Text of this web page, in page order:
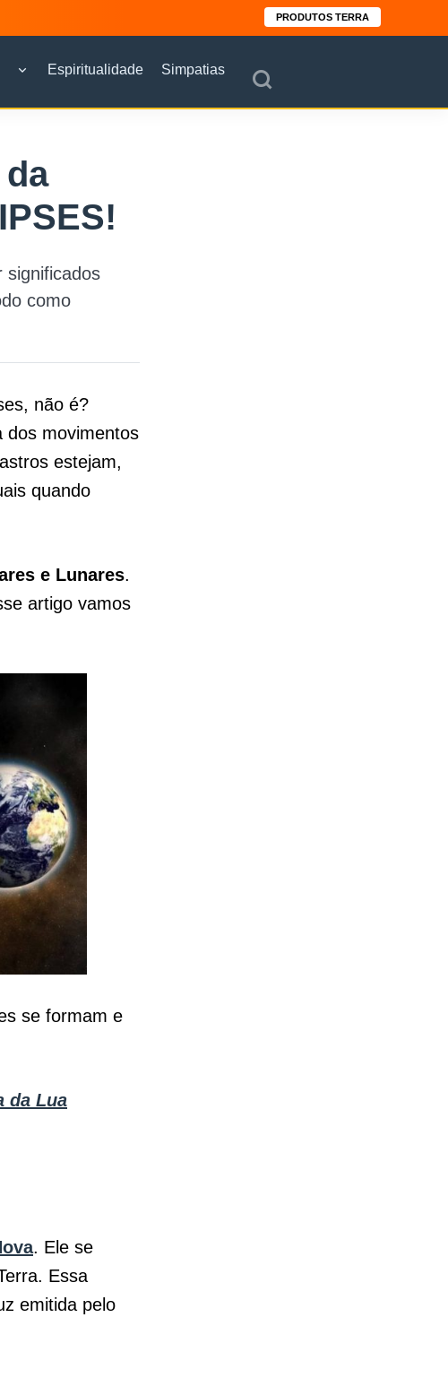
PRODUTOS TERRA
Espiritualidade Simpatias
significados
como
não é?
dos movimentos
estejam,
quando
e Lunares.
artigo vamos
se formam e
da Lua
. Ele se
Essa
emitida pelo